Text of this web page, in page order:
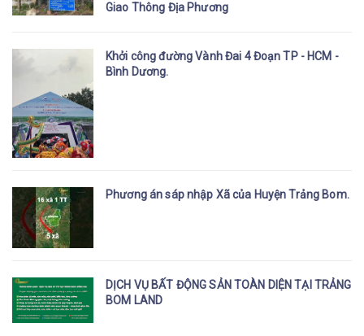
Giao Thông Địa Phương
Khởi công đường Vành Đai 4 Đoạn TP - HCM -
Bình Dương.
Phương án sáp nhập Xã của Huyện Trảng Bom.
DỊCH VỤ BẤT ĐỘNG SẢN TOÀN DIỆN TẠI TRẢNG
BOM LAND